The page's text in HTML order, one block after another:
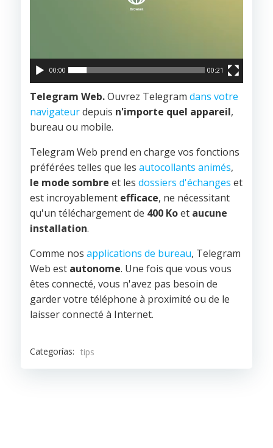
00:00 00:21
Telegram Web.Ouvrez Telegram dans votre
navigateurdepuis n'importe quel appareil,
bureau ou mobile.
Telegram Web prend en charge vos fonctions
préférées telles que les autocollants animés,
le mode sombre et les dossiers d'échanges et
est incroyablement efficace, ne nécessitant
qu'un téléchargement de 400 Koet aucune
installation.
Comme nos applications de bureau, Telegram
Web est autonome. Une fois que vous vous
êtes connecté, vous n'avez pas besoin de
garder votre téléphone à proximité ou de le
laisser connecté à Internet.
Categorías: tips